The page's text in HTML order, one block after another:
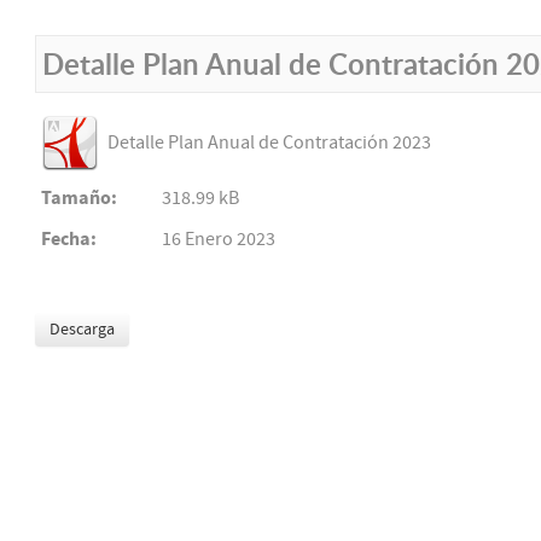
Detalle Plan Anual de Contratación
Detalle Plan Anual de Contratación 2023
Tamaño:
318.99 kB
Fecha:
16 Enero 2023